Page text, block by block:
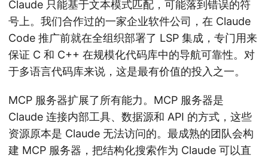
Claude 只能基于文本模式匹配，可能落到错误的符
号上。我们合作过的一家企业软件公司，在 Claude
Code 推广前就在全组织部署了 LSP 集成，专门用来
保证 C 和 C++ 在规模化代码库中的导航可靠性。对
于多语言代码库来说，这是最有价值的投入之一。
MCP 服务器扩展了所有能力。MCP 服务器是
Claude 连接内部工具、数据源和 API 的方式，这些
资源原本是 Claude 无法访问的。最成熟的团队会构
建 MCP 服务器，把结构化搜索作为 Claude 可以直